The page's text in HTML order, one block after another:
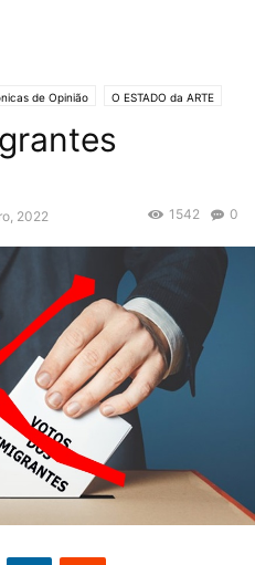
de Opinião O ESTADO da ARTE
2022 0
1542